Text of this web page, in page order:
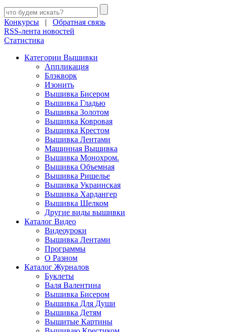
Конкурсы | Обратная связь
RSS-лента новостей
Статистика
Категории Вышивки
Аппликация
Блэкворк
Изонить
Вышивка Бисером
Вышивка Гладью
Вышивка Золотом
Вышивка Ковровая
Вышивка Крестом
Вышивка Лентами
Машинная Вышивка
Вышивка Монохром.
Вышивка Объемная
Вышивка Ришелье
Вышивка Украинская
Вышивка Хардангер
Вышивка Шелком
Другие виды вышивки
Каталог Видео
Видеоуроки
Вышивка Лентами
Программы
О Разном
Каталог Журналов
Буклеты
Валя Валентина
Вышивка Бисером
Вышивка Для Души
Вышивка Детям
Вышитые Картины